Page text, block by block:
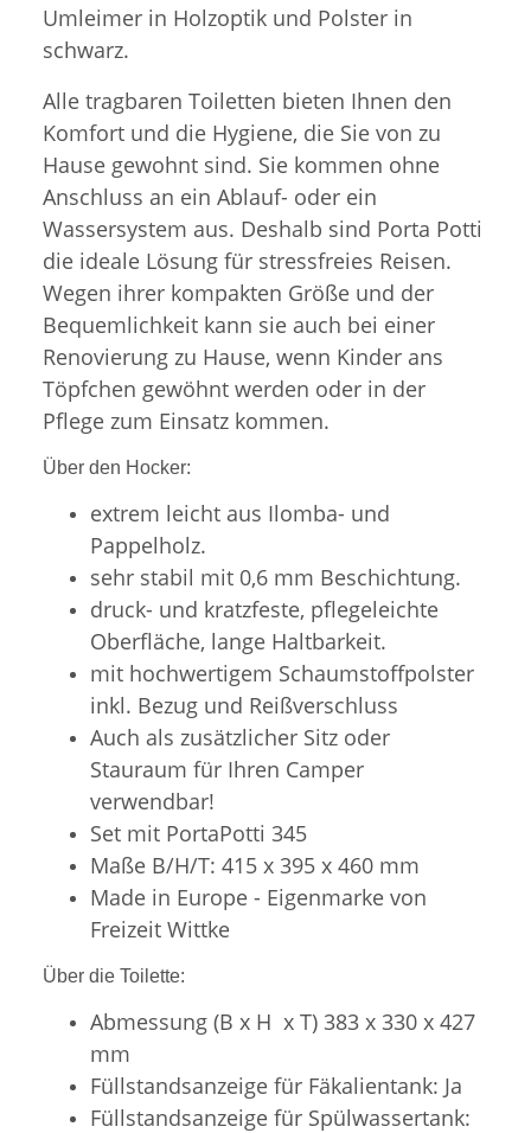
Umleimer in Holzoptik und Polster in
schwarz.
Alle tragbaren Toiletten bieten Ihnen den
Komfort und die Hygiene, die Sie von zu
Hause gewohnt sind. Sie kommen ohne
Anschluss an ein Ablauf- oder ein
Wassersystem aus. Deshalb sind Porta Potti
die ideale Lösung für stressfreies Reisen.
Wegen ihrer kompakten Größe und der
Bequemlichkeit kann sie auch bei einer
Renovierung zu Hause, wenn Kinder ans
Töpfchen gewöhnt werden oder in der
Pflege zum Einsatz kommen.
Über den Hocker:
extrem leicht aus Ilomba- und
Pappelholz.
sehr stabil mit 0,6 mm Beschichtung.
druck- und kratzfeste, pflegeleichte
Oberfläche, lange Haltbarkeit.
mit hochwertigem Schaumstoffpolster
inkl. Bezug und Reißverschluss
Auch als zusätzlicher Sitz oder
Stauraum für Ihren Camper
verwendbar!
Set mit PortaPotti 345
Maße B/H/T: 415 x 395 x 460 mm
Made in Europe - Eigenmarke von
Freizeit Wittke
Über die Toilette:
Abmessung (B x H x T) 383 x 330 x 427
mm
Füllstandsanzeige für Fäkalientank: Ja
Füllstandsanzeige für Spülwassertank: